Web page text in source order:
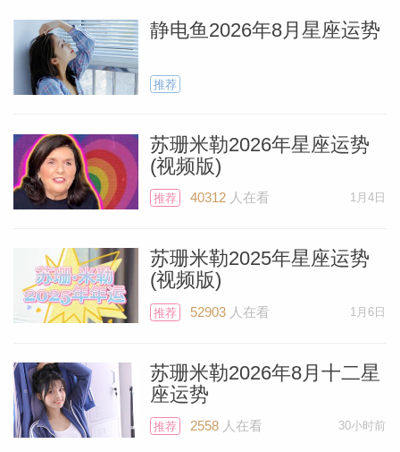
静电鱼2026年8月星座运势
推荐
苏珊米勒2026年星座运势
(视频版)
推荐 40312人在看 1月4日
苏珊米勒2025年星座运势
(视频版)
推荐 52903人在看 1月6日
苏珊米勒2026年8月十二星
座运势
推荐 2558人在看 30小时前